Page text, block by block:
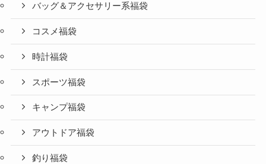
バッグ＆アクセサリー系福袋
コスメ福袋
時計福袋
スポーツ福袋
キャンプ福袋
アウトドア福袋
釣り福袋